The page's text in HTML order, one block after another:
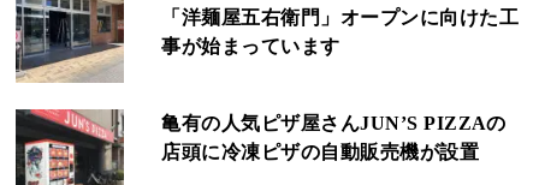
「洋麺屋五右衛門」オープンに向けた工
事が始まっています
亀有の人気ピザ屋さんJUN’S PIZZAの
店頭に冷凍ピザの自動販売機が設置